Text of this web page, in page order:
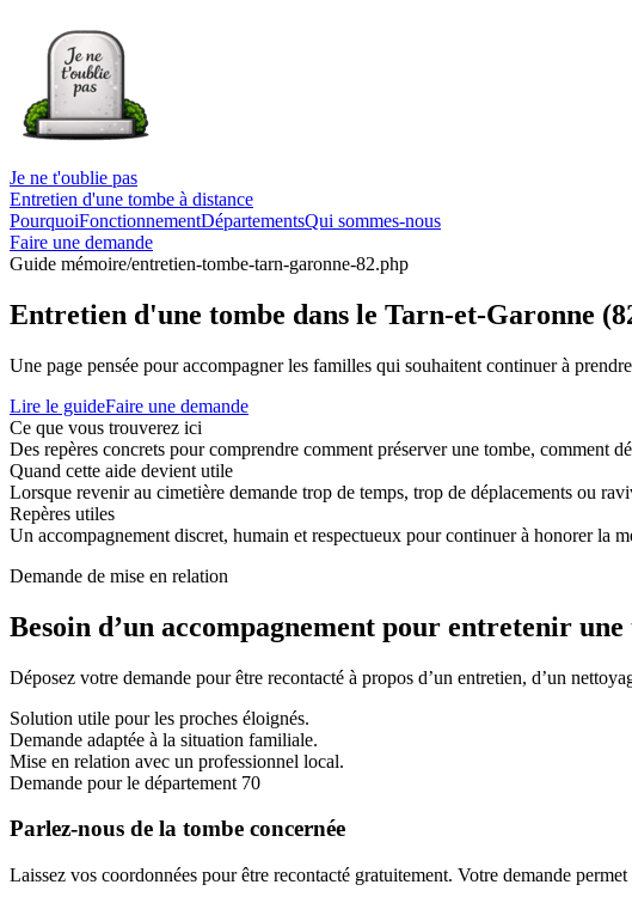
Je ne t'oublie pas
Entretien d'une tombe à distance
PourquoiFonctionnementDépartementsQui sommes-nous
Faire une demande
Guide mémoire/entretien-tombe-tarn-garonne-82.php
Entretien d'une tombe dans le Tarn-et-Garonne
Une page pensée pour accompagner les familles qui souhaitent continuer à
Lire le guideFaire une demande
Ce que vous trouverez ici
Des repères concrets pour comprendre comment préserver une tombe, comment
Quand cette aide devient utile
Lorsque revenir au cimetière demande trop de temps, trop de déplacements ou
Repères utiles
Un accompagnement discret, humain et respectueux pour continuer à honorer la
Demande de mise en relation
Besoin d’un accompagnement pour entretenir une
Déposez votre demande pour être recontacté à propos d’un entretien, d’un
Solution utile pour les proches éloignés.
Demande adaptée à la situation familiale.
Mise en relation avec un professionnel local.
Demande pour le département 70
Parlez-nous de la tombe concernée
Laissez vos coordonnées pour être recontacté gratuitement. Votre demande